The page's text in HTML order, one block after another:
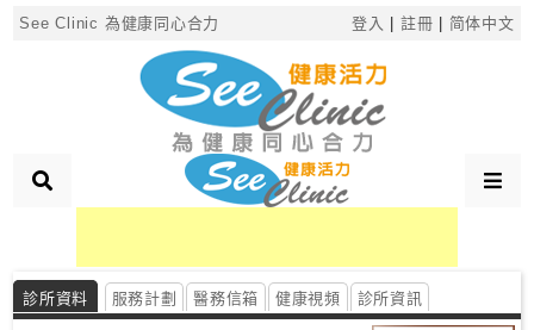
See Clinic 為健康同心合力 登入 註冊 简体中文
診
所
搜
×
診所資料 服務計劃 醫務信箱 健康視頻 診所資訊